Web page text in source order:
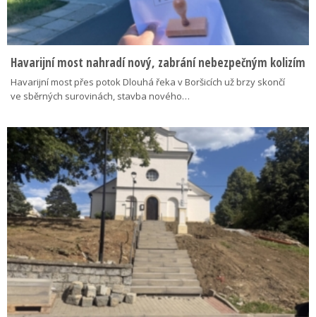
Havarijní most nahradí nový, zabrání nebezpečným kolizím
Havarijní most přes potok Dlouhá řeka v Boršicích už brzy skončí
ve sběrných surovinách, stavba nového…